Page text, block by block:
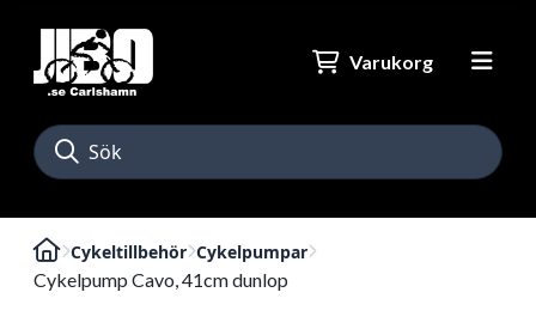
Varukorg
Cykeltillbehör Cykelpumpar
Cykelpump Cavo, 41cm dunlop